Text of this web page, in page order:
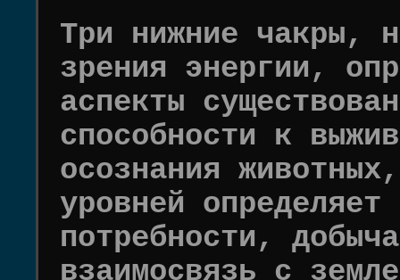
Три нижние чакры,
зрения энергии,
аспекты
способности к
осознания
уровней определяет
потребности,
взаимосвязь с